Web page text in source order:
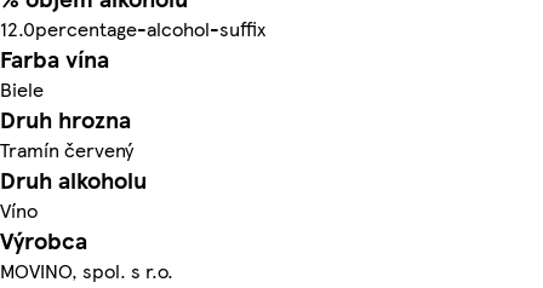
12.0percentage-alcohol-suffix
Farba vína
Biele
Druh hrozna
Tramín červený
Druh alkoholu
Víno
Výrobca
MOVINO, spol. s r.o.